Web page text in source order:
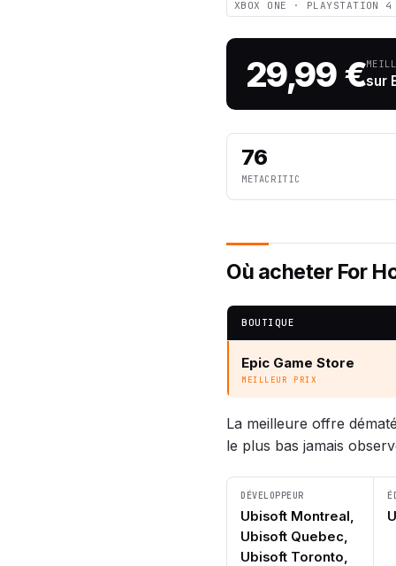
XBOX ONE · PLAYSTATION
29,99 €sur
76
METACRITIC
Où acheter For
BOUTIQUE
Epic Game Store
MEILLEUR PRIX
La meilleure offre
le plus bas jamais
DÉVELOPPEUR
Ubisoft Montreal,
Ubisoft Quebec,
Ubisoft Toronto,